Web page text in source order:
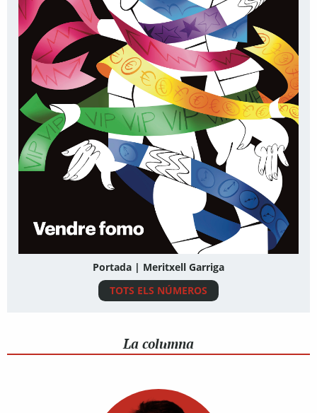
Portada | Meritxell Garriga
TOTS ELS NÚMEROS
La columna